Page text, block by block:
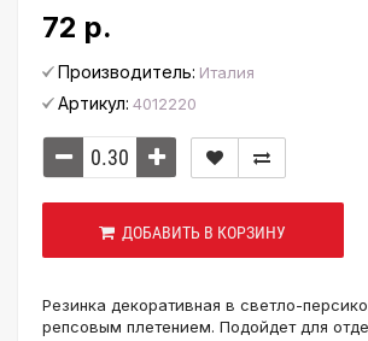
72 р.
Производитель: Италия
Артикул: 4012220
ДОБАВИТЬ В КОРЗИНУ
Резинка декоративная в светло-
репсовым плетением. Подойдет для